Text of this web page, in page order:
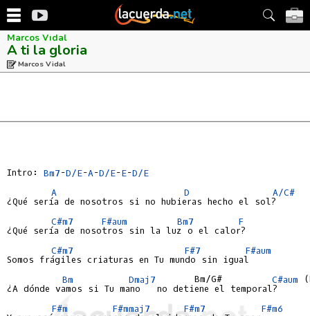
Marcos Vidal
A ti la gloria
Marcos Vidal
Intro: Bm7-D/E-A-D/E-E-D/E
A
D
A/C#
¿Qué sería de nosotros si no hubieras hecho el sol?
C#m7
F#aum Bm7
F
¿Qué sería de nosotros sin la luz o el calor?
C#m7
F#7
F#aum
Somos frágiles criaturas en Tu mundo sin igual
Bm
Dmaj7
       Bm/G#
C#aum
¿A dónde vamos si Tu mano   no detiene el temporal?
F#m
F#mmaj7 F#m7
F#m6